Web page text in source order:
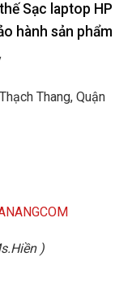
Sạc laptop HP
hành sản phẩm
Thang, Quận
)